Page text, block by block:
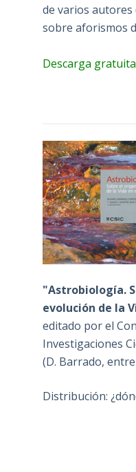
de varios
sobre aforismos
Descarga gratuita
"Astrobiología.
evolución de la
editado por el
Investigaciones
(D. Barrado,
Distribución: